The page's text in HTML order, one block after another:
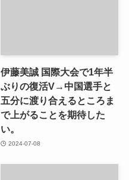
伊藤美誠 国際大会で1年半
ぶりの復活V→中国選手と
五分に渡り合えるところま
で上がることを期待した
い。
2024-07-08